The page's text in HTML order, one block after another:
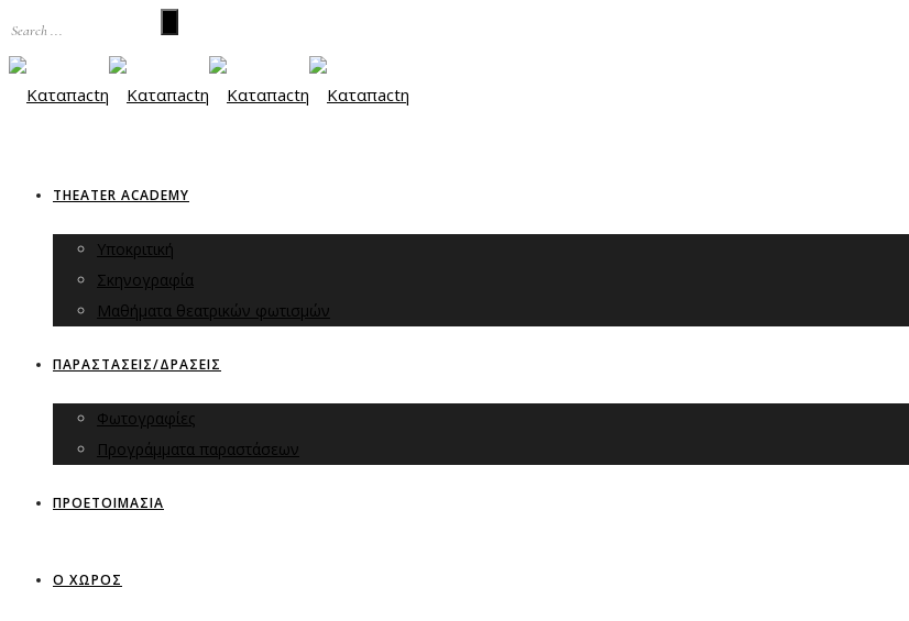
THEATER ACADEMY
Υποκριτική
Σκηνογραφία
Μαθήματα θεατρικών φωτισμών
ΠΑΡΑΣΤΑΣΕΙΣ/ΔΡΑΣΕΙΣ
Φωτογραφίες
Προγράμματα παραστάσεων
ΠΡΟΕΤΟΙΜΑΣΙΑ
Ο ΧΩΡΟΣ